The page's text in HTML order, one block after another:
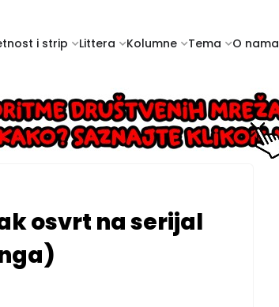
i strip Littera Kolumne Tema O nama
osvrt na serijal